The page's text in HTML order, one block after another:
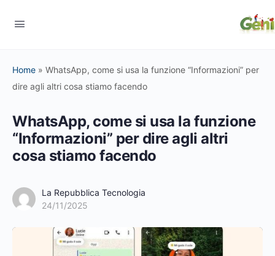
Home » WhatsApp, come si usa la funzione “Informazioni” per
dire agli altri cosa stiamo facendo
WhatsApp, come si usa la funzione
“Informazioni” per dire agli altri
cosa stiamo facendo
La Repubblica Tecnologia
24/11/2025